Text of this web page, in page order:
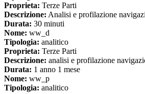
Proprieta: Terze Parti
Descrizione: Analisi e profilazione
Durata: 30 minuti
Nome: ww_d
Tipologia: analitico
Proprieta: Terze Parti
Descrizione: analisi e profilazione
Durata: 1 anno 1 mese
Nome: ww_p
Tipologia: analitico